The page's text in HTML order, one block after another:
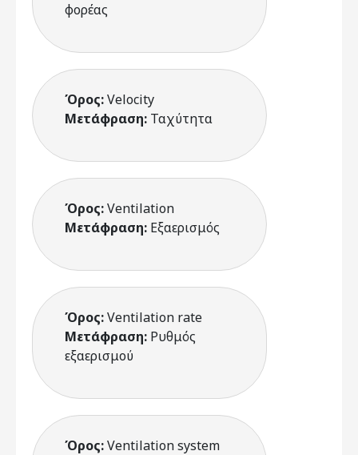
φορέας
Όρος:Velocity
Μετάφραση: Ταχύτητα
Όρος:Ventilation
Μετάφραση: Εξαερισμός
Όρος:Ventilation rate
Μετάφραση: Ρυθμός
εξαερισμού
Όρος:Ventilation system